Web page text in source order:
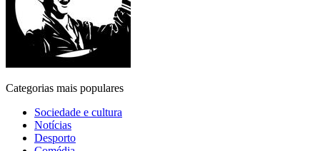
Categorias mais populares
Sociedade e cultura
Notícias
Desporto